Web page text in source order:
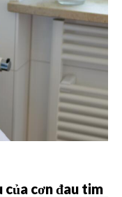
của cơn đau tim